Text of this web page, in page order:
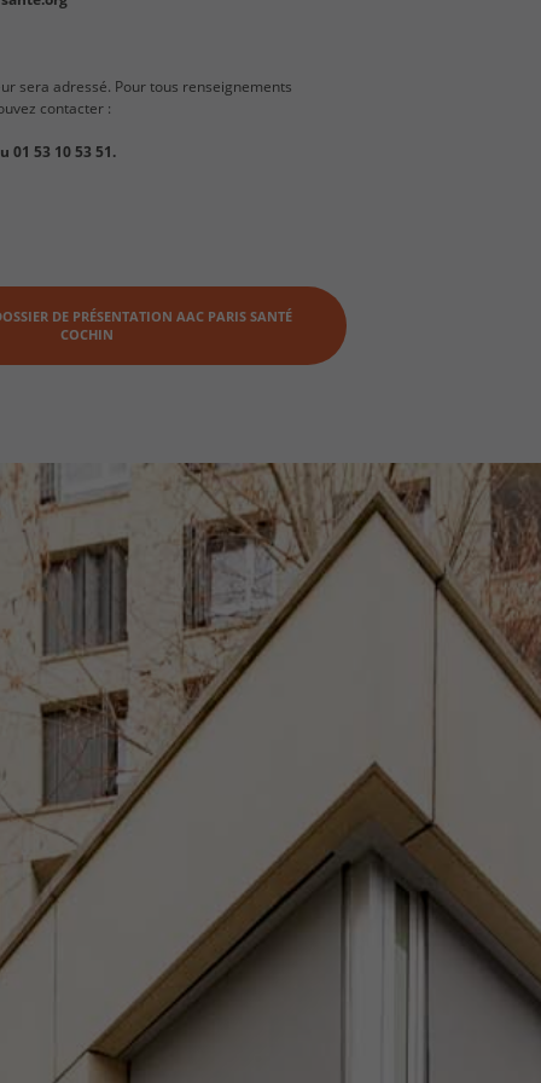
sera adressé. Pour tous renseignements
contacter :
01 53 10 53 51.
DE PRÉSENTATION AAC PARIS SANTÉ
COCHIN